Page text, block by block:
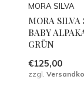
MORA SILVA
MORA SILVA
BABY
GRÜN
€125,00
zzgl.